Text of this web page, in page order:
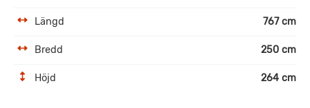
Längd 767 cm
Bredd 250 cm
Höjd 264 cm